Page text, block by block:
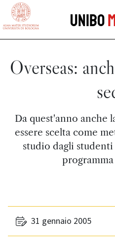
vai al contenuto della pagina
Unibo
Overseas:
Da quest'anno anche
essere scelta come
studio dagli
programma
31 gennaio 2005